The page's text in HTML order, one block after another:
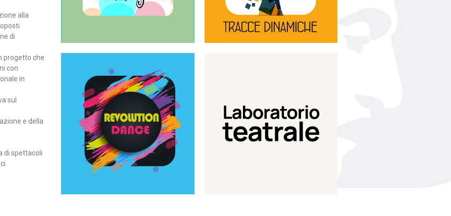
alla
di
progetto che
con
in
sul
e della
di spettacoli
Teatro in famiglia Tracce dinamiche
Revolution Dance
Rassegna di danza
contemporanea – I Edizione
Continua
Laboratorio di teatro del
Teatro Eduardo de Filippo